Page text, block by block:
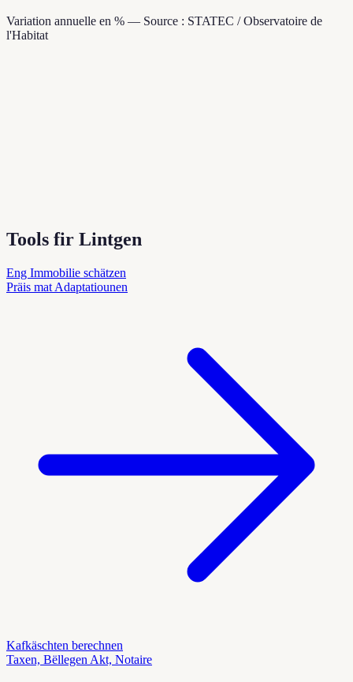
Variation annuelle en % — Source : STATEC / Observatoire de
l'Habitat
Tools fir Lintgen
Eng Immobilie schätzen
Präis mat Adaptatiounen
Kafkäschten berechnen
Taxen, Bëllegen Akt, Notaire